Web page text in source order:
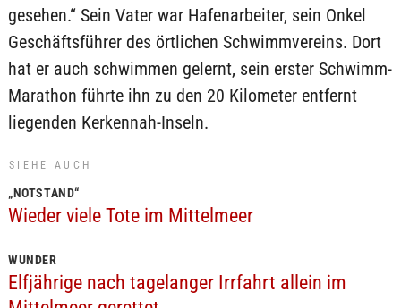
gesehen.“ Sein Vater war Hafenarbeiter, sein Onkel
Geschäftsführer des örtlichen Schwimmvereins. Dort
hat er auch schwimmen gelernt, sein erster Schwimm-
Marathon führte ihn zu den 20 Kilometer entfernt
liegenden Kerkennah-Inseln.
SIEHE AUCH
„NOTSTAND“
Wieder viele Tote im Mittelmeer
WUNDER
Elfjährige nach tagelanger Irrfahrt allein im